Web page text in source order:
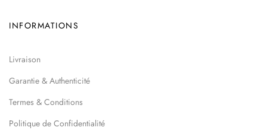
INFORMATIONS
Livraison
Garantie & Authenticité
Termes & Conditions
Politique de Confidentialité